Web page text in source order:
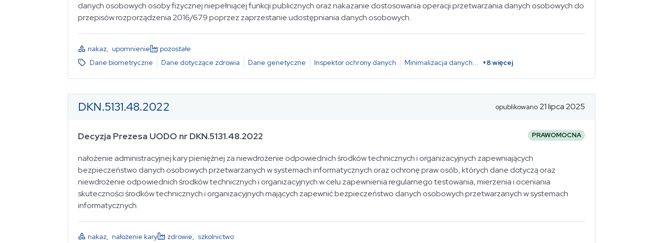
danych osobowych osoby fizycznej niepełniącej funkcji publicznych oraz nakazanie dostosowania operacji przetwarzania danych osobowych do
przepisów rozporządzenia 2016/679 poprzez zaprzestanie udostępniania danych osobowych.
nakaz, upomnienie
pozostałe
Dane biometryczne
Dane dotyczące zdrowia Dane genetyczne Inspektor ochrony danych Minimalizacja danych +8więcej
DKN.5131.48.2022 opublikowano 21 lipca 2025
Decyzja Prezesa UODO nr DKN.5131.48.2022 PRAWOMOCNA
nałożenie administracyjnej kary pieniężnej za niewdrożenie odpowiednich środków technicznych i organizacyjnych zapewniających
bezpieczeństwo danych osobowych przetwarzanych w systemach informatycznych oraz ochronę praw osób, których dane dotyczą oraz
niewdrożenie odpowiednich środków technicznych i organizacyjnych w celu zapewnienia regularnego testowania, mierzenia i oceniania
skuteczności środków technicznych i organizacyjnych mających zapewnić bezpieczeństwo danych osobowych przetwarzanych w systemach
informatycznych.
nakaz nałożenie kary zdrowie
szkolnictwo